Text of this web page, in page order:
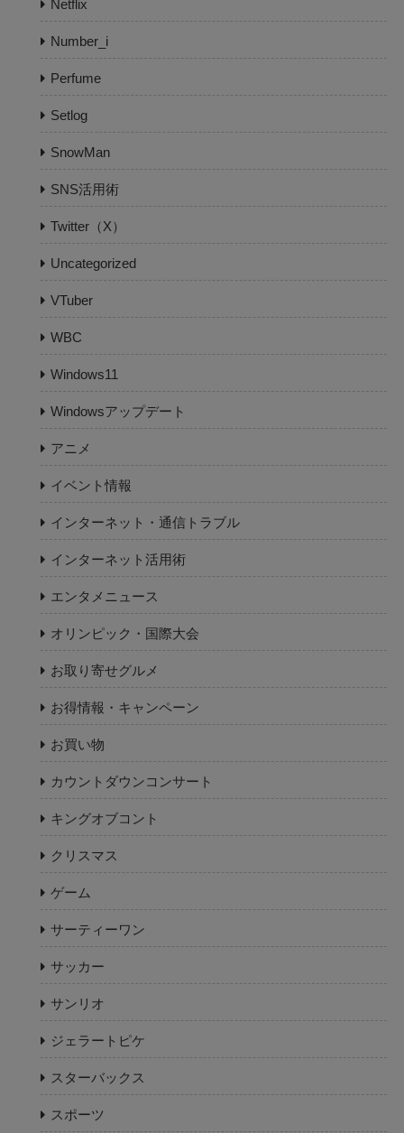
Netflix
Number_i
Perfume
Setlog
SnowMan
SNS活用術
Twitter（X）
Uncategorized
VTuber
WBC
Windows11
Windowsアップデート
アニメ
イベント情報
インターネット・通信トラブル
インターネット活用術
エンタメニュース
オリンピック・国際大会
お取り寄せグルメ
お得情報・キャンペーン
お買い物
カウントダウンコンサート
キングオブコント
クリスマス
ゲーム
サーティーワン
サッカー
サンリオ
ジェラートピケ
スターバックス
スポーツ